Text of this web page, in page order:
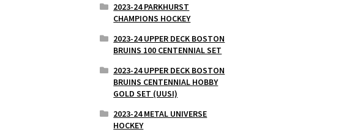
2023-24 PARKHURST
CHAMPIONS HOCKEY
2023-24 UPPER DECK BOSTON
BRUINS 100 CENTENNIAL SET
2023-24 UPPER DECK BOSTON
BRUINS CENTENNIAL HOBBY
GOLD SET (UUSI)
2023-24 METAL UNIVERSE
HOCKEY